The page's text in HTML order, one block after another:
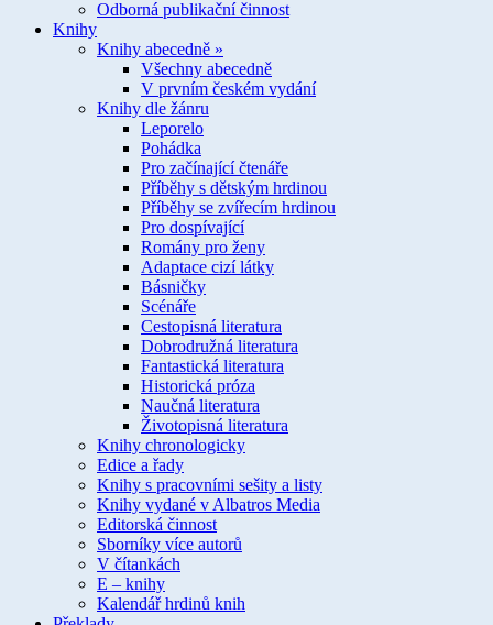
Odborná publikační činnost
Knihy
Knihy abecedně »
Všechny abecedně
V prvním českém vydání
Knihy dle žánru
Leporelo
Pohádka
Pro začínající čtenáře
Příběhy s dětským hrdinou
Příběhy se zvířecím hrdinou
Pro dospívající
Romány pro ženy
Adaptace cizí látky
Básničky
Scénáře
Cestopisná literatura
Dobrodružná literatura
Fantastická literatura
Historická próza
Naučná literatura
Životopisná literatura
Knihy chronologicky
Edice a řady
Knihy s pracovními sešity a listy
Knihy vydané v Albatros Media
Editorská činnost
Sborníky více autorů
V čítankách
E – knihy
Kalendář hrdinů knih